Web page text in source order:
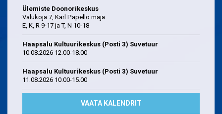
Ülemiste Doonorikeskus
Valukoja 7, Karl Papello maja
E, K, R 9-17 ja T, N 10-18
Haapsalu Kultuurikeskus (Posti 3) Suvetuur
10.08.2026 12.00-18.00
Haapsalu Kultuurikeskus (Posti 3) Suvetuur
11.08.2026 10.00-15.00
VAATA KALENDRIT